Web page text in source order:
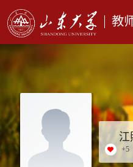
教
江
+5